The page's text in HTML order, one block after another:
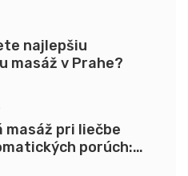
najlepšiu
masáž v Prahe?
masáž pri liečbe
porúch: